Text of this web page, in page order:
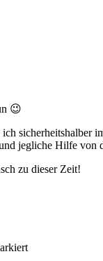
😉
sicherheitshalber
jegliche Hilfe
zu dieser Zeit!